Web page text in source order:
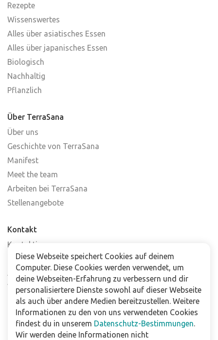
Rezepte
Wissenswertes
Alles über asiatisches Essen
Alles über japanisches Essen
Biologisch
Nachhaltig
Pflanzlich
Über TerraSana
Über uns
Geschichte von TerraSana
Manifest
Meet the team
Arbeiten bei TerraSana
Stellenangebote
Kontakt
Kontaktiere uns
Häufig gestellte Fragen
Abonniere unseren Newsletter
Verkaufsstellen
Für Unternehmen
Downloads
Diese Webseite speichert Cookies auf deinem
Computer. Diese Cookies werden verwendet, um
deine Webseiten-Erfahrung zu verbessern und dir
personalisiertere Dienste sowohl auf dieser Webseite
als auch über andere Medien bereitzustellen. Weitere
Informationen zu den von uns verwendeten Cookies
findest du in unserem Datenschutz-Bestimmungen.
Wir werden deine Informationen nicht